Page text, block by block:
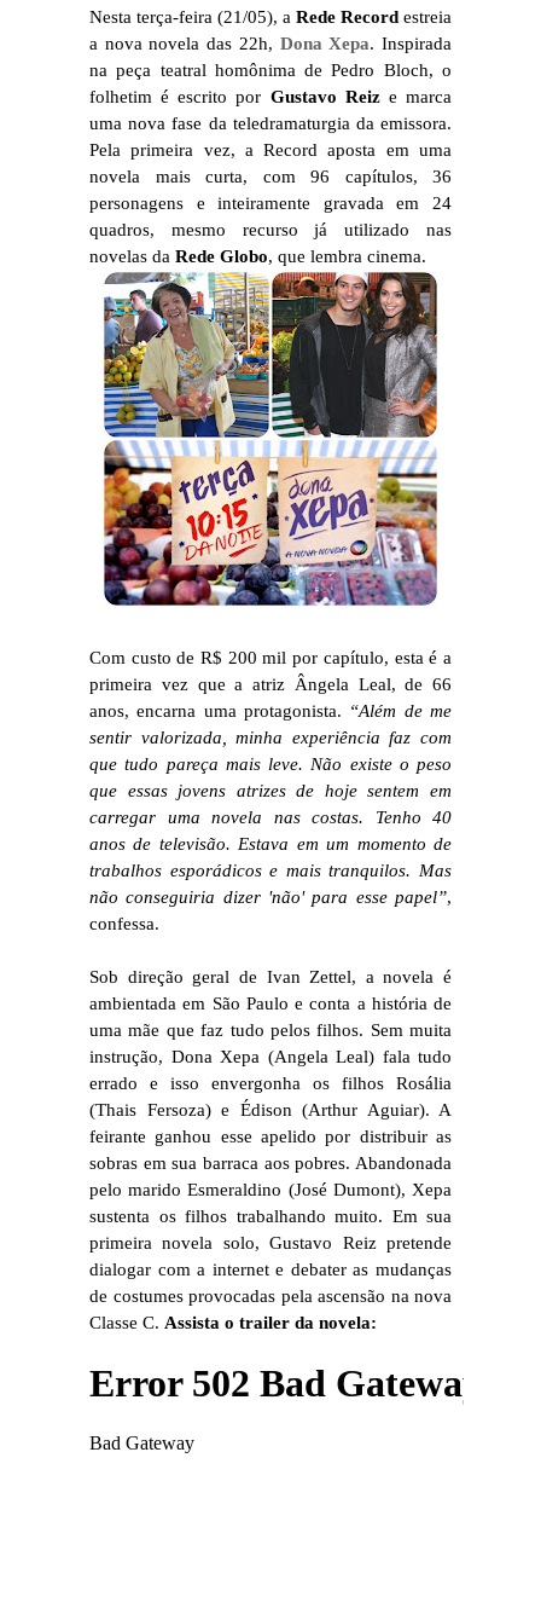
Nesta terça-feira (21/05), a Rede Record estreia
a nova novela das 22h, Dona Xepa. Inspirada
na peça teatral homônima de Pedro Bloch, o
folhetim é escrito por Gustavo Reize marca
uma nova fase da teledramaturgia da emissora.
Pela primeira vez, a Record aposta em uma
novela mais curta, com 96 capítulos, 36
personagens e inteiramente gravada em 24
quadros, mesmo recurso já utilizado nas
novelas da Rede Globo, que lembra cinema.
Com custo de R$ 200 mil por capítulo, esta é a
primeira vez que a atriz Ângela Leal, de 66
anos, encarna uma protagonista. “Além de me
sentir valorizada, minha experiência faz com
que tudo pareça mais leve. Não existe o peso
que essas jovens atrizes de hoje sentem em
carregar uma novela nas costas. Tenho 40
anos de televisão. Estava em um momento de
trabalhos esporádicos e mais tranquilos. Mas
não conseguiria dizer 'não' para esse papel”,
confessa.
Sob direção geral de Ivan Zettel, a novela é
ambientada em São Paulo e conta a história de
uma mãe que faz tudo pelos filhos. Sem muita
instrução, Dona Xepa (Angela Leal) fala tudo
errado e isso envergonha os filhos Rosália
(Thais Fersoza) e Édison (Arthur Aguiar). A
feirante ganhou esse apelido por distribuir as
sobras em sua barraca aos pobres. Abandonada
pelo marido Esmeraldino (José Dumont), Xepa
sustenta os filhos trabalhando muito. Em sua
primeira novela solo, Gustavo Reiz pretende
dialogar com a internet e debater as mudanças
de costumes provocadas pela ascensão na nova
Classe C. Assista o trailer da novela: